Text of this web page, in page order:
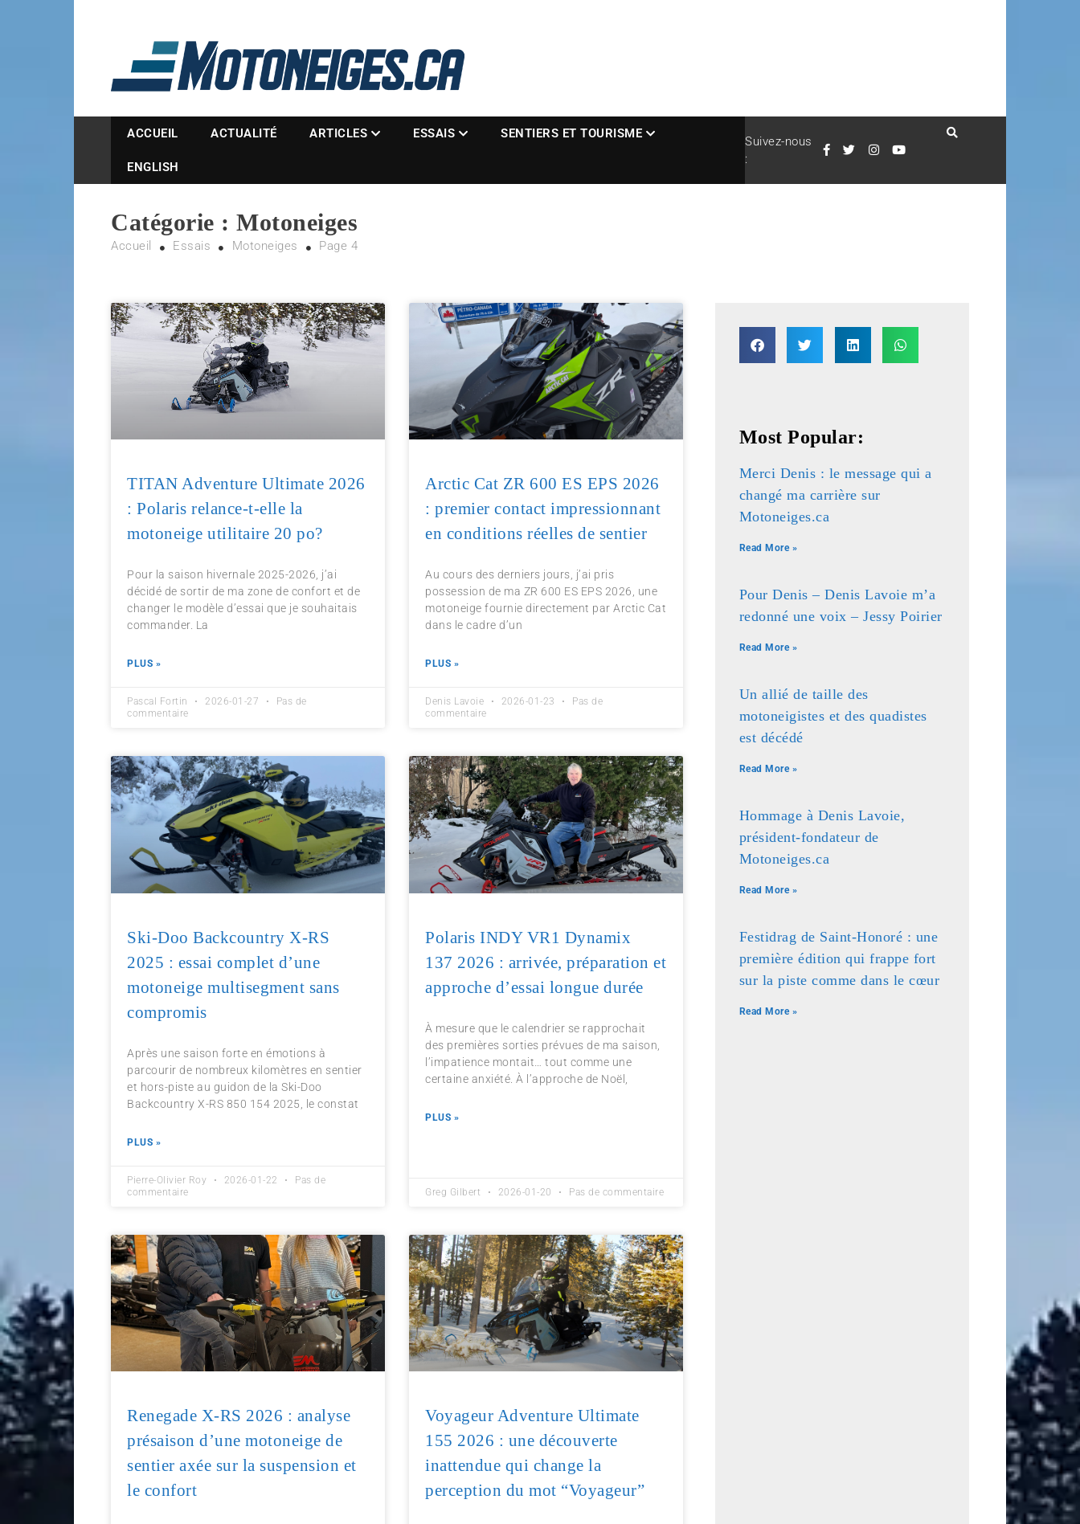
Magazine Motoneiges.ca
ACCUEIL ACTUALITÉ ARTICLES ESSAIS SENTIERS ET TOURISME
ENGLISH
Suivez-nous
:
Catégorie :Motoneiges
Accueil Essais Motoneiges Page 4
TITAN Adventure Ultimate 2026
: Polaris relance-t-elle la
motoneige utilitaire 20 po?
Pour la saison hivernale 2025-2026, j’ai
décidé de sortir de ma zone de confort et de
changer le modèle d’essai que je souhaitais
commander. La
PLUS »
Pascal Fortin 2026-01-27
Pas de
commentaire
Arctic Cat ZR 600 ES EPS 2026
: premier contact impressionnant
en conditions réelles de sentier
Au cours des derniers jours, j’ai pris
possession de ma ZR 600 ES EPS 2026, une
motoneige fournie directement par Arctic Cat
dans le cadre d’un
PLUS »
Denis Lavoie 2026-01-23
Pas de
commentaire
Ski-Doo Backcountry X-RS
2025 : essai complet d’une
motoneige multisegment sans
compromis
Après une saison forte en émotions à
parcourir de nombreux kilomètres en sentier
et hors-piste au guidon de la Ski-Doo
Backcountry X-RS 850 154 2025, le constat
PLUS »
Pierre-Olivier Roy 2026-01-22
Pas de
commentaire
Polaris INDY VR1 Dynamix
137 2026 : arrivée, préparation et
approche d’essai longue durée
À mesure que le calendrier se rapprochait
des premières sorties prévues de ma saison,
l’impatience montait… tout comme une
certaine anxiété. À l’approche de Noël,
PLUS »
Greg Gilbert 2026-01-20 Pas de commentaire
Renegade X-RS 2026 : analyse
présaison d’une motoneige de
sentier axée sur la suspension et
le confort
Voyageur Adventure Ultimate
155 2026 : une découverte
inattendue qui change la
perception du mot “Voyageur”
Most Popular:
Merci Denis : le message qui a
changé ma carrière sur
Motoneiges.ca
Read More »
Pour Denis – Denis Lavoie m’a
redonné une voix – Jessy Poirier
Read More »
Un allié de taille des
motoneigistes et des quadistes
est décédé
Read More »
Hommage à Denis Lavoie,
président-fondateur de
Motoneiges.ca
Read More »
Festidrag de Saint-Honoré : une
première édition qui frappe fort
sur la piste comme dans le cœur
Read More »